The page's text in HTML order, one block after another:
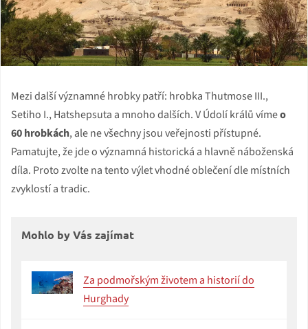
Mezi další významné hrobky patří: hrobka Thutmose III.,
Setiho I., Hatshepsuta a mnoho dalších. V Údolí králů vímeo
60 hrobkách, ale ne všechny jsou veřejnosti přístupné.
Pamatujte, že jde o významná historická a hlavně náboženská
díla. Proto zvolte na tento výlet vhodné oblečení dle místních
zvyklostí a tradic.
Mohlo by Vás zajímat
Za podmořským životem a historií do
Hurghady